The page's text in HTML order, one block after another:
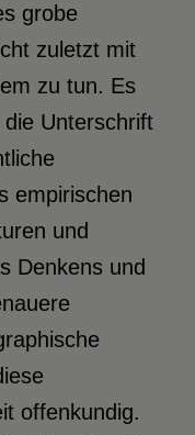
grobe
zuletzt mit
zu tun. Es
Unterschrift
empirischen
und
Denkens und
offenkundig.